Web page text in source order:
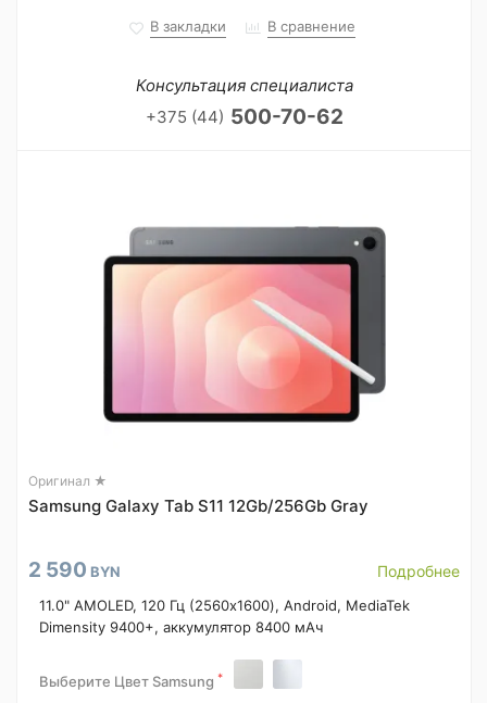
В закладки В сравнение
Консультация специалиста
+375 (44) 500-70-62
Оригинал ★
Samsung Galaxy Tab S11 12Gb/256Gb Gray
2 590 BYN Подробнее
11.0" AMOLED, 120 Гц (2560x1600), Android, MediaTek
Dimensity 9400+, аккумулятор 8400 мАч
Выберите Цвет Samsung *